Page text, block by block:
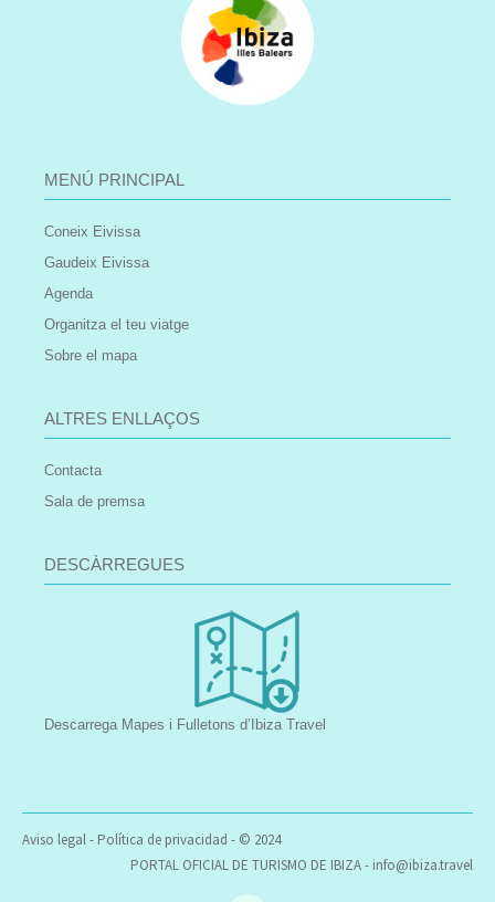
MENÚ PRINCIPAL
Coneix Eivissa
Gaudeix Eivissa
Agenda
Organitza el teu viatge
Sobre el mapa
ALTRES ENLLAÇOS
Contacta
Sala de premsa
DESCÀRREGUES
Descarrega Mapes i Fulletons d’Ibiza Travel
Aviso legal- Política de privacidad - © 2024
PORTAL OFICIAL DE TURISMO DE IBIZA - info@ibiza.travel